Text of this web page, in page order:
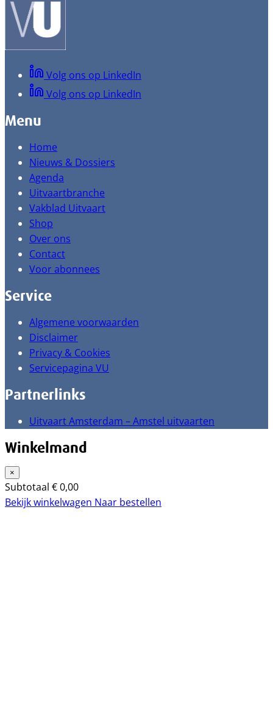
Volg ons op LinkedIn
Volg ons op LinkedIn
Menu
Home
Nieuws & Dossiers
Agenda
Uitvaartbranche
Vakblad Uitvaart
Shop
Over ons
Contact
Voor abonnees
Service
Algemene voorwaarden
Disclaimer
Privacy & Cookies
Servicepagina VU
Partnerlinks
Uitvaart Amsterdam – Amstel uitvaarten
Winkelmand
×
Subtotaal €0,00
Bekijk winkelwagen Naar bestellen